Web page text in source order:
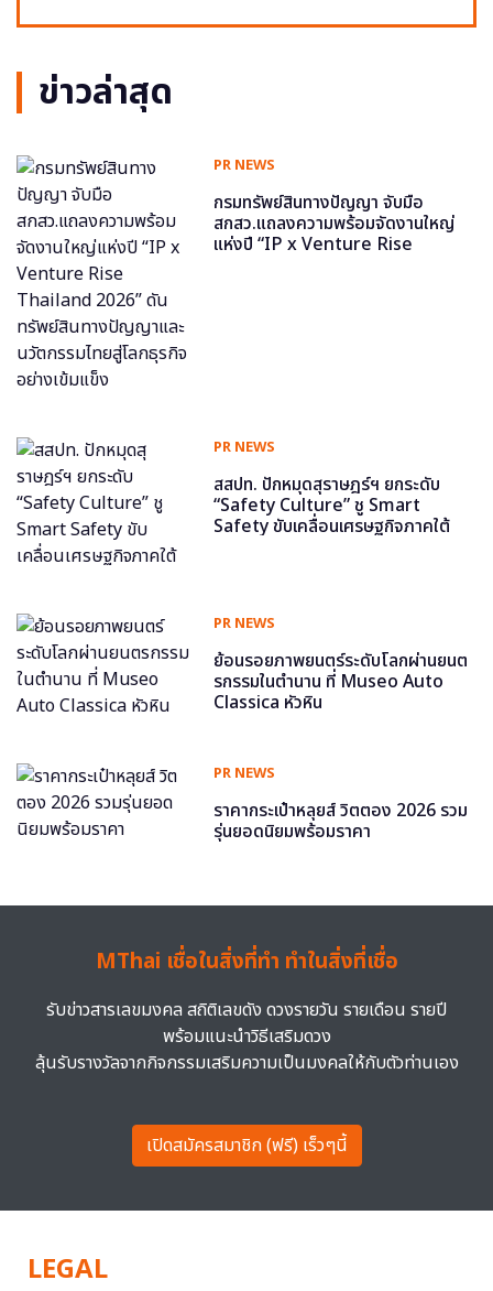
ข่าวล่าสุด
PR NEWS
กรมทรัพย์สินทางปัญญา จับมือ
สกสว.แถลงความพร้อมจัดงานใหญ่
แห่งปี “IP x Venture Rise
PR NEWS
สสปท. ปักหมุดสุราษฎร์ฯ ยกระดับ
“Safety Culture” ชู Smart
Safety ขับเคลื่อนเศรษฐกิจภาคใต้
PR NEWS
ย้อนรอยภาพยนตร์ระดับโลกผ่านยนต
รกรรมในตำนาน ที่ Museo Auto
Classica หัวหิน
PR NEWS
ราคากระเป๋าหลุยส์ วิตตอง 2026 รวม
รุ่นยอดนิยมพร้อมราคา
MThai เชื่อในสิ่งที่ทำ ทำในสิ่งที่เชื่อ
รับข่าวสารเลขมงคล สถิติเลขดัง ดวงรายวัน รายเดือน รายปี
พร้อมแนะนำวิธีเสริมดวง
ลุ้นรับรางวัลจากกิจกรรมเสริมความเป็นมงคลให้กับตัวท่านเอง
เปิดสมัครสมาชิก (ฟรี) เร็วๆนี้
LEGAL